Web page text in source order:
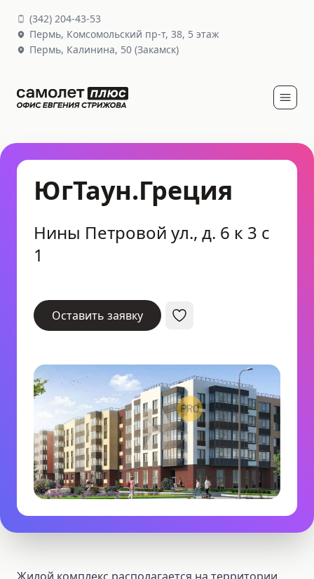
(342) 204-43-53
Пермь, Комсомольский пр-т, 38, 5 этаж
Пермь, Калинина, 50 (Закамск)
ЮгТаун.Греция
Нины Петровой ул., д. 6 к 3 с
1
Оставить заявку